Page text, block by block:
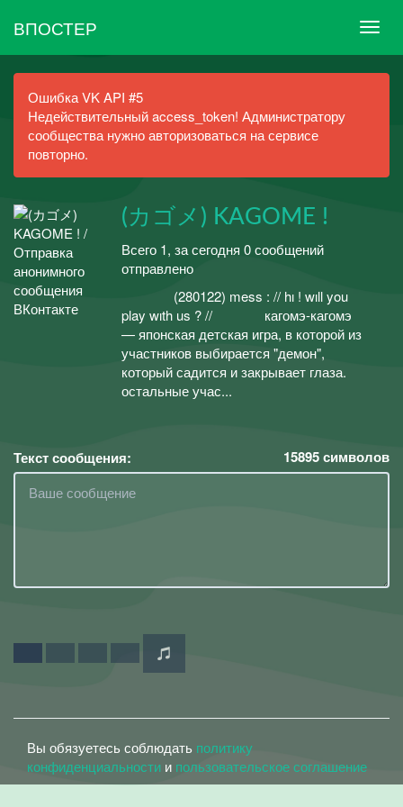
ВПОСТЕР
Ошибка VK API #5
Недействительный access_token! Администратору
сообщества нужно авторизоваться на сервисе
повторно.
(カゴメ) KAGOME !
Всего 1, за сегодня 0 сообщений
отправлено
ᅠ ᅠ (280122) mess : // hı ! wıll you
play wıth us ? //ᅠ ᅠ кагомэ-кагомэ
— японская детская игра, в которой из
участников выбирается "демон",
который садится и закрывает глаза.
остальные учас...
Текст сообщения: 15895символов
Вы обязуетесь соблюдать политику
конфиденциальности и пользовательское соглашение